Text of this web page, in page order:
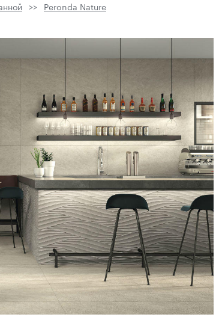
Peronda Nature